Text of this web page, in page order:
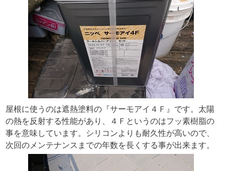
屋根に使うのは遮熱塗料の『サーモアイ４Ｆ』です。太陽
の熱を反射する性能があり、４Ｆというのはフッ素樹脂の
事を意味しています。シリコンよりも耐久性が高いので、
次回のメンテナンスまでの年数を長くする事が出来ます。